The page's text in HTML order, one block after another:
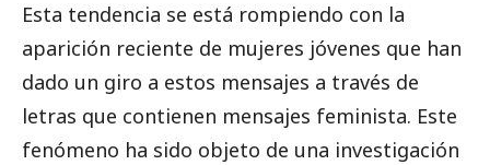
Esta tendencia se está rompiendo con la
aparición reciente de mujeres jóvenes que han
dado un giro a estos mensajes a través de
letras que contienen mensajes feminista. Este
fenómeno ha sido objeto de una investigación